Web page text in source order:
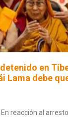
en
Lama debe
reacción al